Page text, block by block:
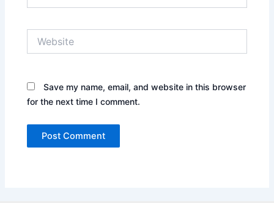
Save my name, email, and website in this browser
for the next time I comment.